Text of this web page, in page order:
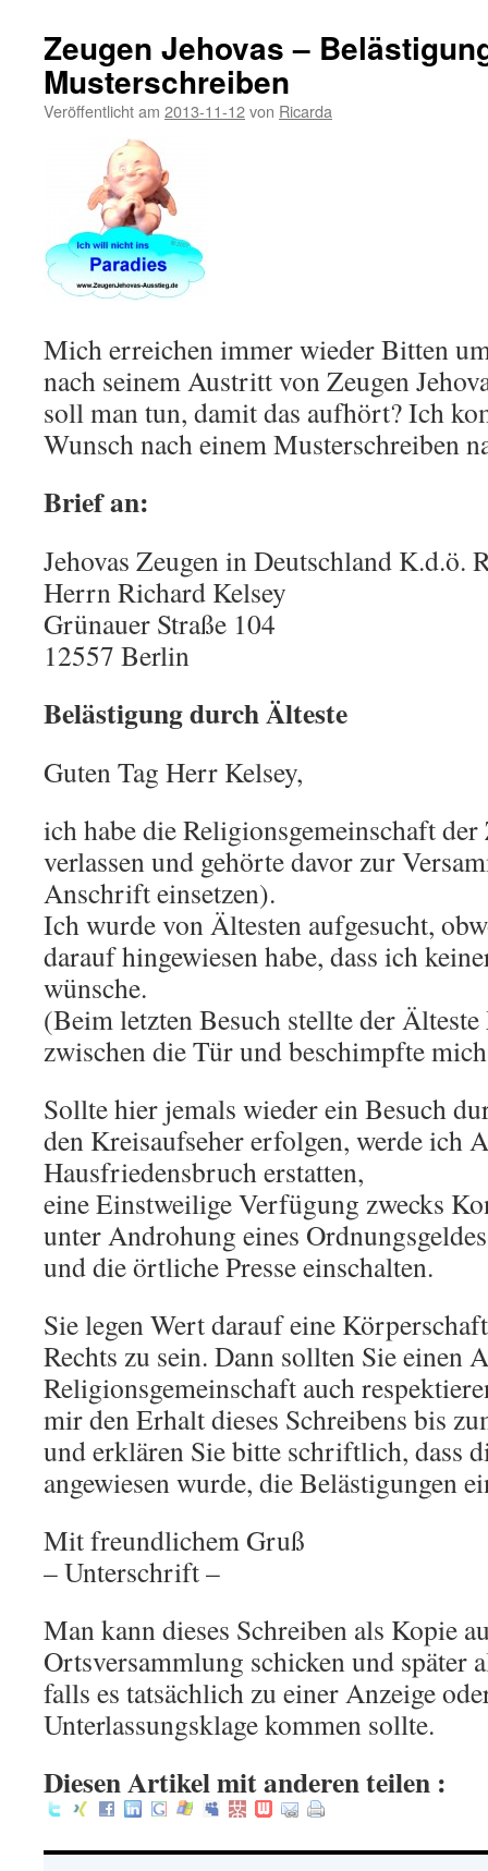
Zeugen Jehovas –
Musterschreiben
Veröffentlicht am 2013-11-12von Ricarda
Mich erreichen immer wieder Bitten
nach seinem Austritt von Zeugen
soll man tun, damit das aufhört? Ich
Wunsch nach einem Musterschreiben
Brief an:
Jehovas Zeugen in Deutschland K.d.ö.
Herrn Richard Kelsey
Grünauer Straße 104
12557 Berlin
Belästigung durch Älteste
Guten Tag Herr Kelsey,
ich habe die Religionsgemeinschaft der
verlassen und gehörte davor zur
Anschrift einsetzen).
Ich wurde von Ältesten aufgesucht,
darauf hingewiesen habe, dass ich
wünsche.
(Beim letzten Besuch stellte der
zwischen die Tür und beschimpfte
Sollte hier jemals wieder ein Besuch
den Kreisaufseher erfolgen, werde ich
Hausfriedensbruch erstatten,
eine Einstweilige Verfügung zwecks
unter Androhung eines
und die örtliche Presse einschalten.
Sie legen Wert darauf eine
Rechts zu sein. Dann sollten Sie einen
Religionsgemeinschaft auch
mir den Erhalt dieses Schreibens bis
und erklären Sie bitte schriftlich, dass
angewiesen wurde, die Belästigungen
Mit freundlichem Gruß
– Unterschrift –
Man kann dieses Schreiben als Kopie
Ortsversammlung schicken und später
falls es tatsächlich zu einer Anzeige
Unterlassungsklage kommen sollte.
Diesen Artikel mit anderen teilen :